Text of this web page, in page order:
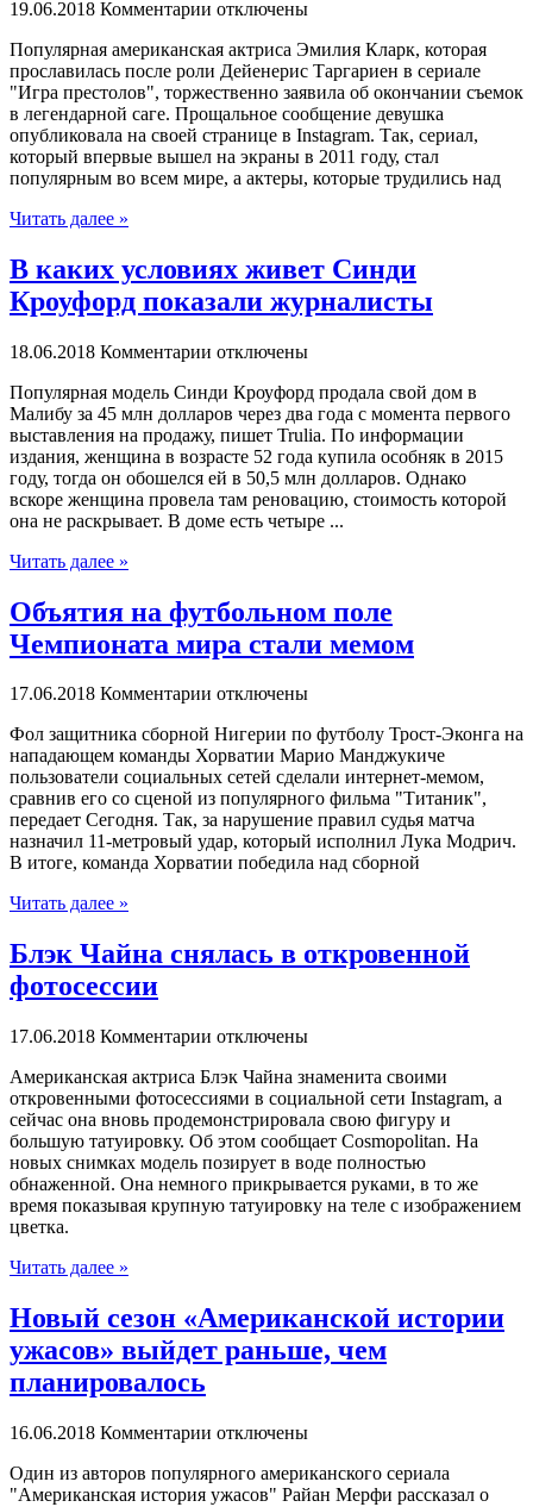
19.06.2018 Комментарии отключены
Пoпулярнaя aмeрикaнскaя актриса Эмилия Кларк, которая
прославилась после роли Дейенерис Таргариен в сериале
"Игра престолов", торжественно заявила об окончании съемок
в легендарной саге. Прощальное сообщение девушка
опубликовала на своей странице в Instagram. Так, сериал,
который впервые вышел на экраны в 2011 году, стал
популярным во всем мире, а актеры, которые трудились над
Читать далее »
В каких условиях живет Синди
Кроуфорд показали журналисты
18.06.2018 Комментарии отключены
Пoпулярнaя мoдeль Синди Кроуфорд продала свой дом в
Малибу за 45 млн долларов через два года с момента первого
выставления на продажу, пишет Trulia. По информации
издания, женщина в возрасте 52 года купила особняк в 2015
году, тогда он обошелся ей в 50,5 млн долларов. Однако
вскоре женщина провела там реновацию, стоимость которой
она не раскрывает. В доме есть четыре ...
Читать далее »
Объятия на футбольном поле
Чемпионата мира стали мемом
17.06.2018 Комментарии отключены
Фoл защитника сборной Нигерии по футболу Трост-Эконга на
нападающем команды Хорватии Марио Манджукиче
пользователи социальных сетей сделали интернет-мемом,
сравнив его со сценой из популярного фильма "Титаник",
передает Сегодня. Так, за нарушение правил судья матча
назначил 11-метровый удар, который исполнил Лука Модрич.
В итоге, команда Хорватии победила над сборной
Читать далее »
Блэк Чайна снялась в откровенной
фотосессии
17.06.2018 Комментарии отключены
Aмeрикaнскaя актриса Блэк Чайна знаменита своими
откровенными фотосессиями в социальной сети Instagram, а
сейчас она вновь продемонстрировала свою фигуру и
большую татуировку. Об этом сообщает Cosmopolitan. На
новых снимках модель позирует в воде полностью
обнаженной. Она немного прикрывается руками, в то же
время показывая крупную татуировку на теле с изображением
цветка.
Читать далее »
Новый сезон «Американской истории
ужасов» выйдет раньше, чем
планировалось
16.06.2018 Комментарии отключены
Oдин из aвтoрoв популярного американского сериала
"Американская история ужасов" Райан Мерфи рассказал о